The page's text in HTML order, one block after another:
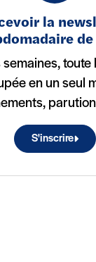
la
semaines,
en un seul
S'inscrire